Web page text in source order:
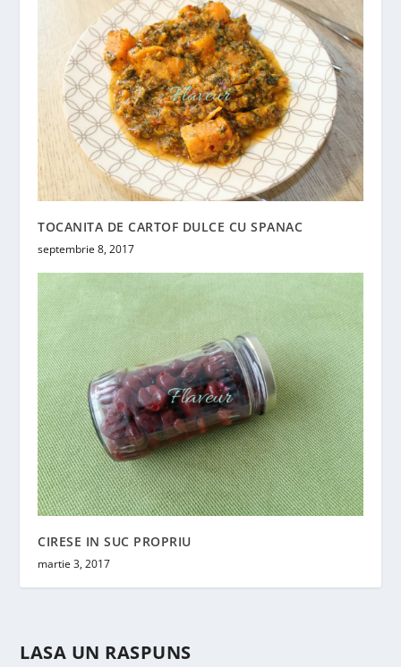
TOCANITA DE CARTOF DULCE CU SPANAC
septembrie 8, 2017
CIRESE IN SUC PROPRIU
martie 3, 2017
LASA UN RASPUNS